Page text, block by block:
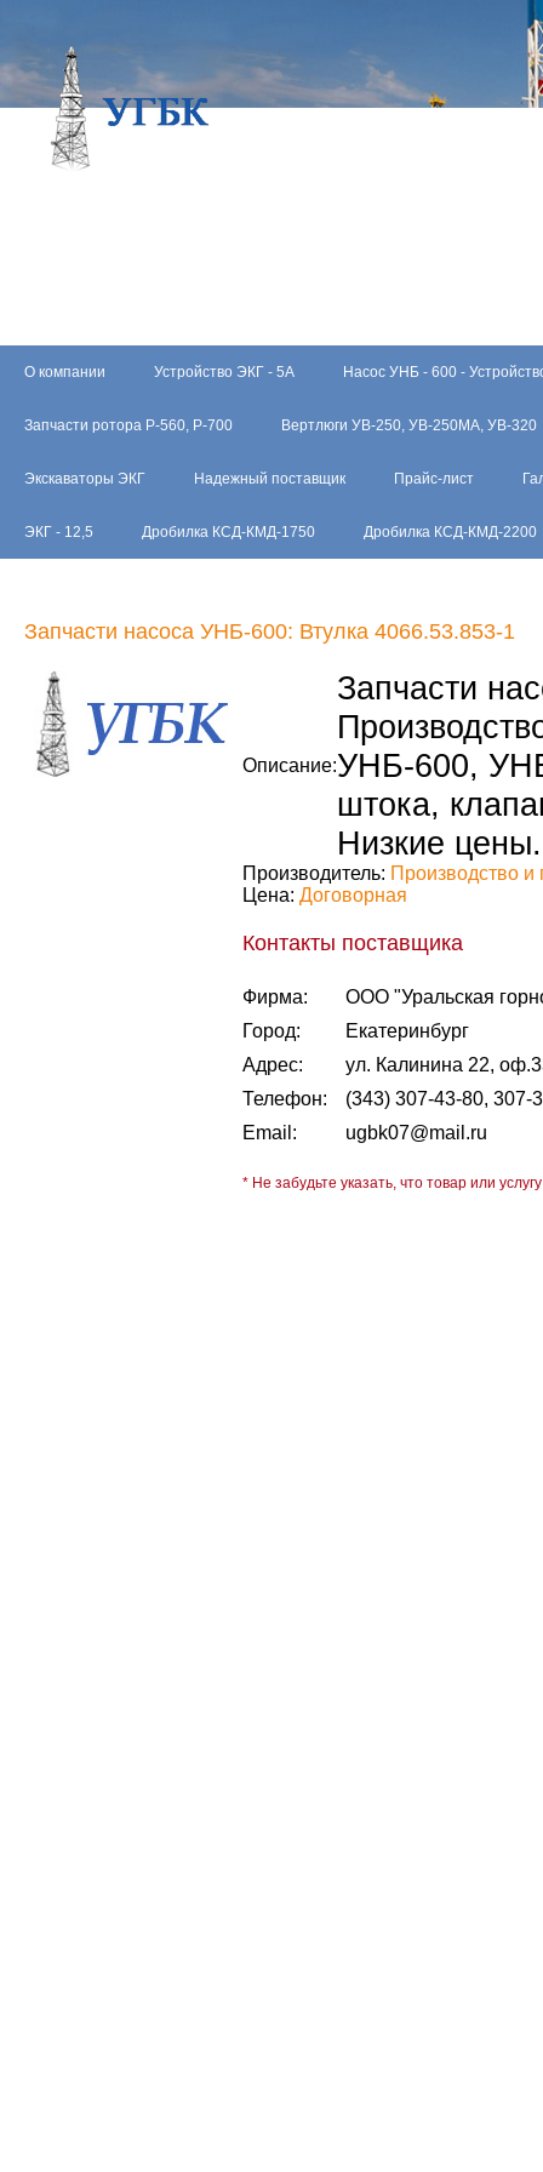
О компании Устройство ЭКГ - 5А Насос УНБ - 600 -
Запчасти ротора Р-560, Р-700 Вертлюги УВ-250, УВ-250МА, УВ-320
Экскаваторы ЭКГ Надежный поставщик Прайс-лист
ЭКГ - 12,5 Дробилка КСД-КМД-1750 Дробилка КСД-КМД-2200
Запчасти насоса УНБ-600: Втулка 4066.53.853-1
Описание:
Запчасти
УНБ-600,
штока,
Низкие цены.
Производитель: Производство и
Цена: Договорная
Контакты поставщика
Фирма:
ООО "Уральская
Город:
Екатеринбург
Адрес:
ул. Калинина 22,
Телефон:
(343) 307-43-80, 307-
Email:
ugbk07@mail.ru
* Не забудьте указать, что товар или